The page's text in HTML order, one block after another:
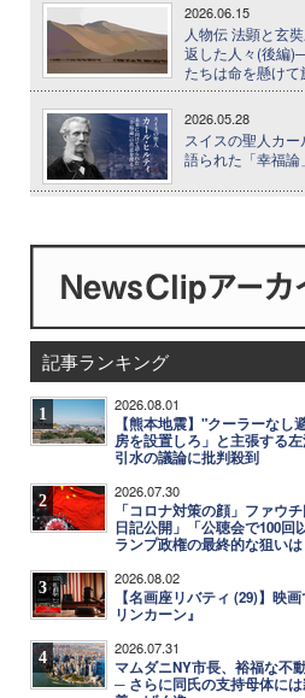
2026.06.15
人物伝 法顕と玄
返した人々(後編
たちは命を懸けて
2026.05.28
スイスの聖人カ
語られた「幸福
記事ランキング
1 2026.08.01
【熊本地震】"クーラーな
房を設置しろ」と主張する
引水の議論に批判殺到
2 2026.07.30
「コロナ対策の顔」ファウ
日記公開」「公聴会で100
ランプ政権の最終的な狙い
3 2026.08.02
【名画座リバティ (29)】映
リンカーン』
4 2026.07.31
マムダニNY市長、裕福な不
─ さらに同氏の支持母体に